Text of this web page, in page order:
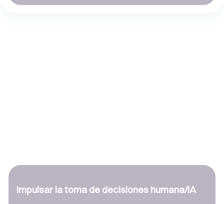
Impulsar la toma de decisiones humana/IA